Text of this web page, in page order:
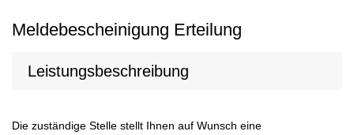
Meldebescheinigung Erteilung
Leistungsbeschreibung
Die zuständige Stelle stellt Ihnen auf Wunsch eine